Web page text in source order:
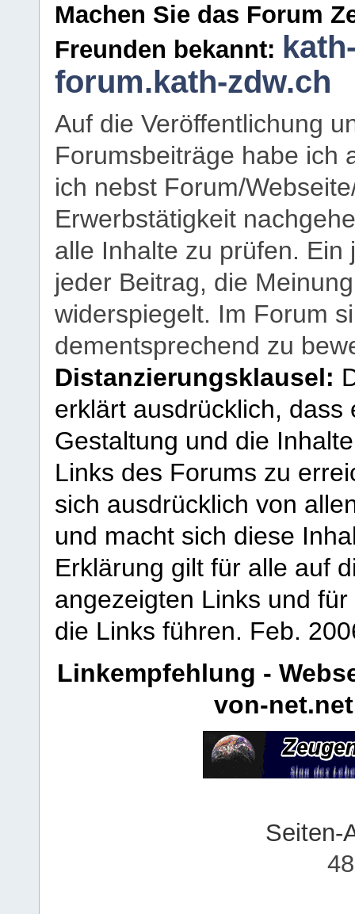
Machen Sie das Forum
Freunden bekannt:
forum.kath-zdw.ch
Auf die Veröffentlichung
Forumsbeiträge habe ich
ich nebst Forum/
Erwerbstätigkeit
alle Inhalte zu prüfen.
jeder Beitrag, die
widerspiegelt. Im Forum
dementsprechend zu
Distanzierungsklausel:
erklärt ausdrücklich,
Gestaltung und die
Links des Forums zu
sich ausdrücklich von
und macht sich diese
Erklärung gilt für alle auf
angezeigten Links und
die Links führen. Feb.
Linkempfehlung -
von-net.net
Seiten-